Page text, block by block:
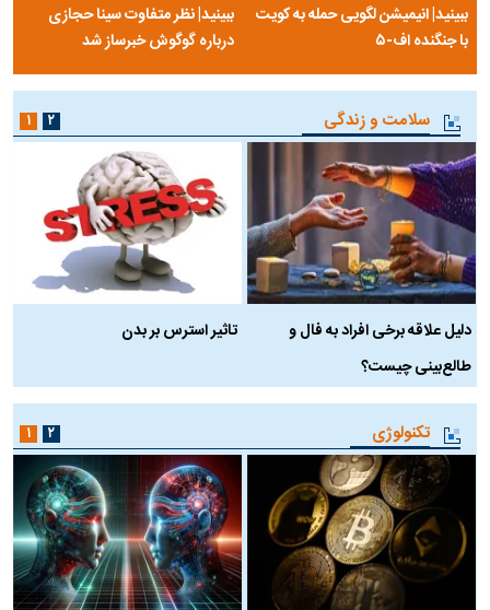
ببینید| انیمیشن لگویی حمله به کویت
با جنگنده اف-۵
ببینید| نظر متفاوت سینا حجازی
درباره گوگوش خبرساز شد
سلامت و زندگی
دلیل علاقه برخی افراد به فال و
طالع‌بینی چیست؟
تاثیر استرس بر بدن
۱ ۲
تکنولوژی ۱ ۲